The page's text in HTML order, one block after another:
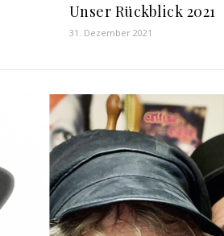
Unser Rückblick 2021
31. Dezember 2021